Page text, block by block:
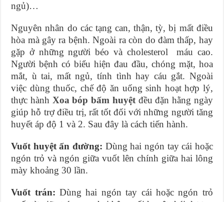
ngủ)…
Nguyên nhân do các tạng can, thận, tỳ, bị mất điều
hòa mà gây ra bệnh. Ngoài ra còn do đàm thấp, hay
gặp ở những người béo và cholesterol máu cao.
Người bệnh có biểu hiện đau đầu, chóng mặt, hoa
mắt, ù tai, mất ngủ, tính tình hay cáu gắt. Ngoài
việc dùng thuốc, chế độ ăn uống sinh hoạt hợp lý,
thực hành Xoa bóp bấm huyệtđều đặn hằng ngày
giúp hỗ trợ điều trị, rất tốt đối với những người tăng
huyết áp độ 1 và 2. Sau đây là cách tiến hành.
Vuốt huyệt ấn đường: Dùng hai ngón tay cái hoặc
ngón trỏ và ngón giữa vuốt lên chính giữa hai lông
mày khoảng 30 lần.
Vuốt trán: Dùng hai ngón tay cái hoặc ngón trỏ